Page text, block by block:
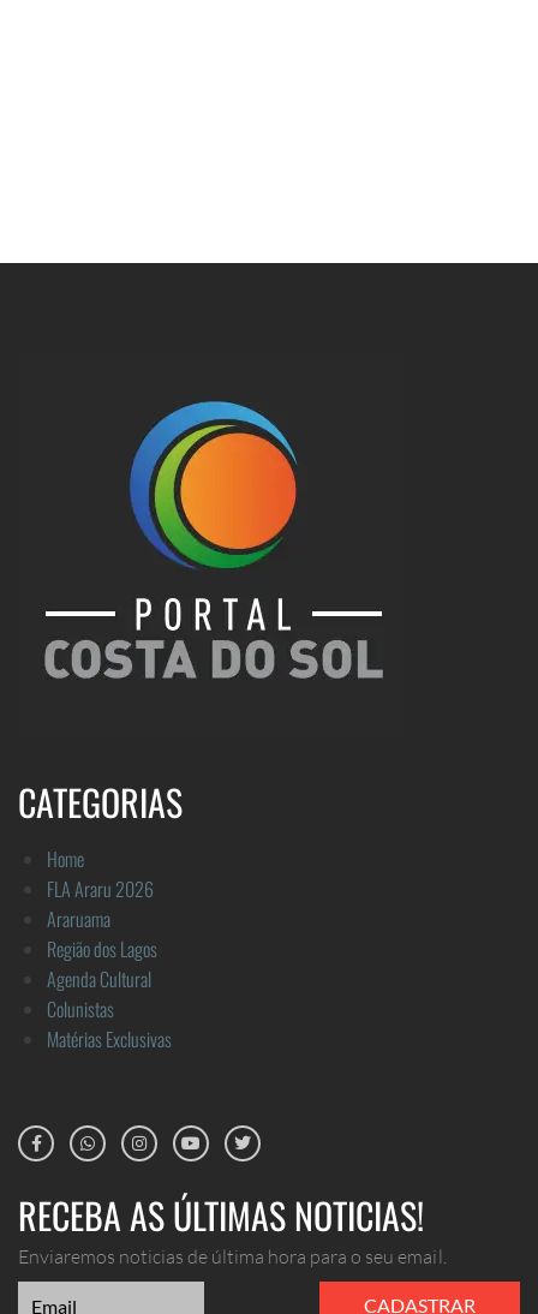
CATEGORIAS
Home
FLA Araru 2026
Araruama
Região dos Lagos
Agenda Cultural
Colunistas
Matérias Exclusivas
RECEBA AS ÚLTIMAS NOTICIAS!
Enviaremos noticias de última hora para o seu email.
CADASTRAR